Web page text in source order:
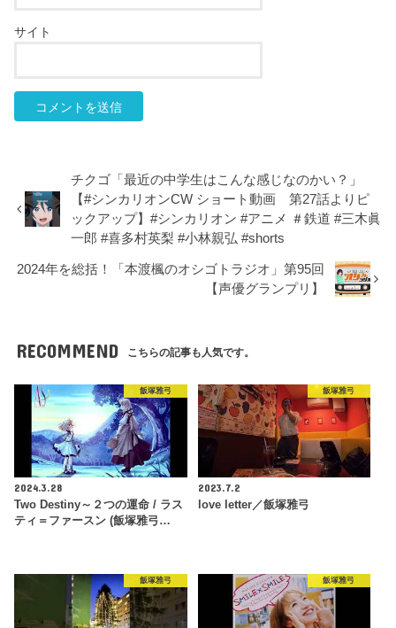
サイト
チクゴ「最近の中学生はこんな感じなのかい？」
【#シンカリオンCW ショート動画 第27話よりピ
ックアップ】#シンカリオン #アニメ ＃鉄道 #三木眞
一郎 #喜多村英梨 #小林親弘 #shorts
2024年を総括！「本渡楓のオシゴトラジオ」第95回
【声優グランプリ】
RECOMMEND こちらの記事も人気です。
飯塚雅弓
2024.3.28
Two Destiny～２つの運命 / ラス
ティ＝ファースン (飯塚雅弓…
飯塚雅弓
2023.7.2
love letter／飯塚雅弓
飯塚雅弓 飯塚雅弓